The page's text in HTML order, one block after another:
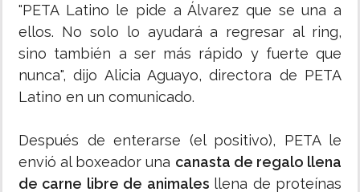
"PETA Latino le pide a Álvarez que se una a
ellos. No solo lo ayudará a regresar al ring,
sino también a ser más rápido y fuerte que
nunca", dijo Alicia Aguayo, directora de PETA
Latino en un comunicado.
Después de enterarse (el positivo), PETA le
envió al boxeador una canasta de regalo llena
de carne libre de animales llena de proteínas